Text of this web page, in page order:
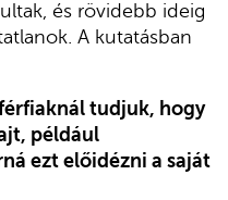
és rövidebb ideig
A kutatásban
tudjuk, hogy
például
ezt előidézni a saját